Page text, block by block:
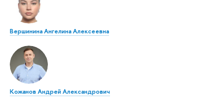
Вершинина Ангелина Алексеевна
Кожанов Андрей Александрович